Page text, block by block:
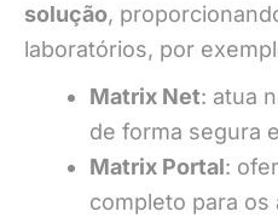
solução,
laboratórios, por
Matrix Net: atua
de forma segura
Matrix Portal:
completo para os